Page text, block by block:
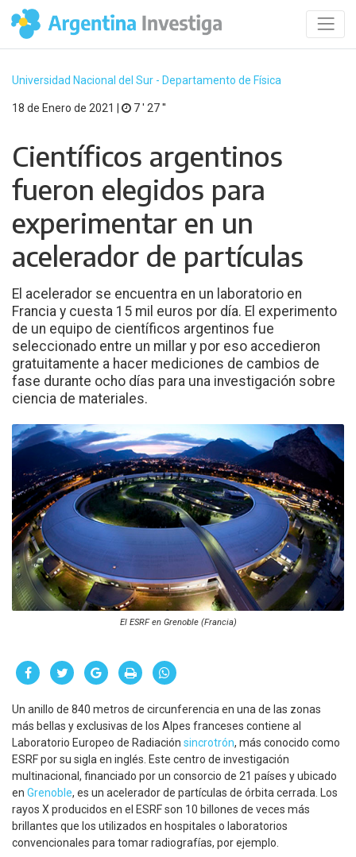
Universidad Nacional del Sur - Departamento de Física
18 de Enero de 2021 | 7 ′ 27 ′′
Científicos argentinos
fueron elegidos para
experimentar en un
acelerador de partículas
El acelerador se encuentra en un laboratorio en
Francia y cuesta 15 mil euros por día. El experimento
de un equipo de científicos argentinos fue
seleccionado entre un millar y por eso accedieron
gratuitamente a hacer mediciones de cambios de
fase durante ocho días para una investigación sobre
ciencia de materiales.
El ESRF en Grenoble (Francia)
Un anillo de 840 metros de circunferencia en una de las zonas
más bellas y exclusivas de los Alpes franceses contiene al
Laboratorio Europeo de Radiación sincrotrón, más conocido como
ESRF por su sigla en inglés. Este centro de investigación
multinacional, financiado por un consorcio de 21 países y ubicado
en Grenoble, es un acelerador de partículas de órbita cerrada. Los
rayos X producidos en el ESRF son 10 billones de veces más
brillantes que los utilizados en hospitales o laboratorios
convencionales para tomar radiografías, por ejemplo.